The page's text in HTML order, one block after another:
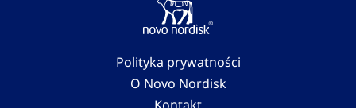
Polityka prywatności
O Novo Nordisk